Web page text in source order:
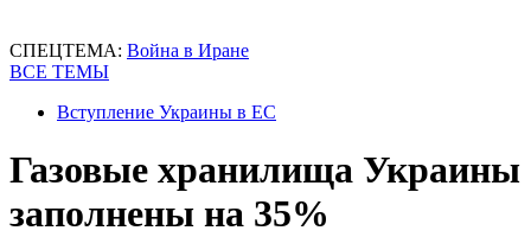
СПЕЦТЕМА: Война в Иране
ВСЕ ТЕМЫ
Вступление Украины в ЕС
Газовые хранилища Украины
заполнены на 35%